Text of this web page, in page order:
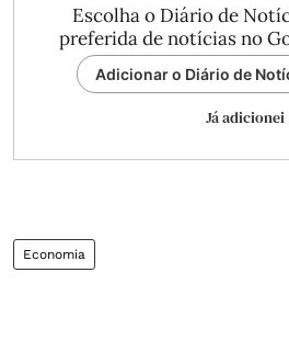
Escolha o Diário de
preferida de notícias no
Adicionar o Diário de
Já adicionei
Economia